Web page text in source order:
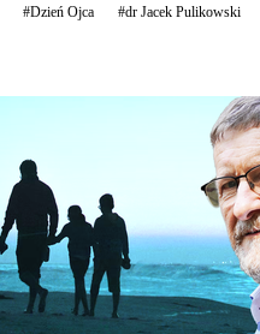
#Dzień Ojca #dr Jacek Pulikowski